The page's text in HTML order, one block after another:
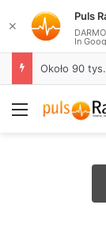
Menu
✕
Puls
In